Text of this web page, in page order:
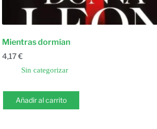
Mientras dormían
4,17€
Sin categorizar
Añadir al carrito